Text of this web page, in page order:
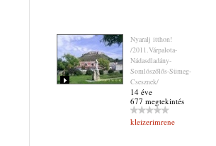
Nyaralj itthon!
/2011.Várpalota-
Nádasdladány-
Somlószőlős-Sümeg-
Csesznek/
14 éve
677 megtekintés
kleizerimrene